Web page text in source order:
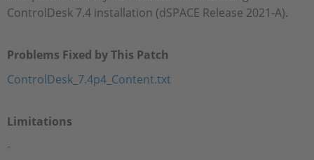
ControlDesk 7.4 installation (dSPACE Release 2021-A).
Problems Fixed by This Patch
ControlDesk_7.4p4_Content.txt
Limitations
-